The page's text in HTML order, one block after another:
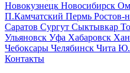
Новокузнецк Новосибирск
П.Камчатский Пермь Ростов-
Саратов Сургут Сыктывкар
Ульяновск Уфа Хабаровск
Чебоксары Челябинск Чита
Контакты